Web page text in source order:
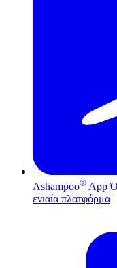
Ashampoo® App
ενιαία πλατφόρμα